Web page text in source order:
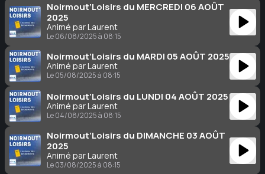
Noirmout’Loisirs du MERCREDI 06 AOÛT
2025
Animé par Laurent
Le 06/08/2025 à 08:15
Noirmout’Loisirs du MARDI 05 AOÛT 2025
Animé par Laurent
Le 05/08/2025 à 08:15
Noirmout’Loisirs du LUNDI 04 AOÛT 2025
Animé par Laurent
Le 04/08/2025 à 08:15
Noirmout’Loisirs du DIMANCHE 03 AOÛT
2025
Animé par Laurent
Le 03/08/2025 à 08:15